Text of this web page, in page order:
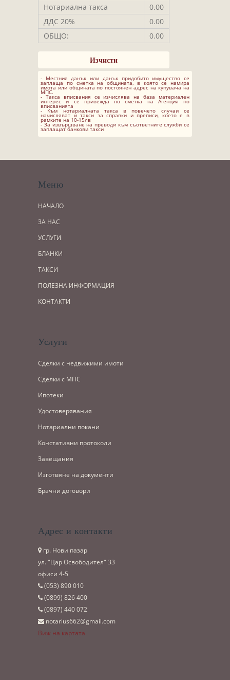
Нотариална такса
0.00
ДДС 20%
0.00
ОБЩО:
0.00
- Местния данък или данък придобито имущество се
заплаща по сметка на общината, в която се намира
имота или общината по постоянен адрес на купувача на
МПС.
- Такса вписвания се изчислява на база материален
интерес и се привежда по сметка на Агенция по
вписванията
- Към нотариалната такса в повечето случаи се
начисляват и такси за справки и преписи, което е в
рамките на 10-15лв
- За извършване на преводи към съответните служби се
заплащат банкови такси
Меню
НАЧАЛО
ЗА НАС
УСЛУГИ
БЛАНКИ
ТАКСИ
ПОЛЕЗНА ИНФОРМАЦИЯ
КОНТАКТИ
Услуги
Сделки с недвижими имоти
Сделки с МПС
Ипотеки
Удостоверявания
Нотариални покани
Констативни протоколи
Завещания
Изготвяне на документи
Брачни договори
Адрес и контакти
гр. Нови пазар
ул. "Цар Освободител" 33
офиси 4-5
(053)­ 890 010
(0899)­ 826 400
(0897)­ 440 072
notarius662@gmail.com
Виж на картата